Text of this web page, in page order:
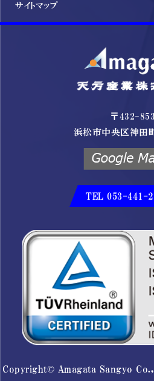
サイトマップ
〒432-
浜松市中央区神田
TEL 053-441-
Copyright© Amagata Sangyo